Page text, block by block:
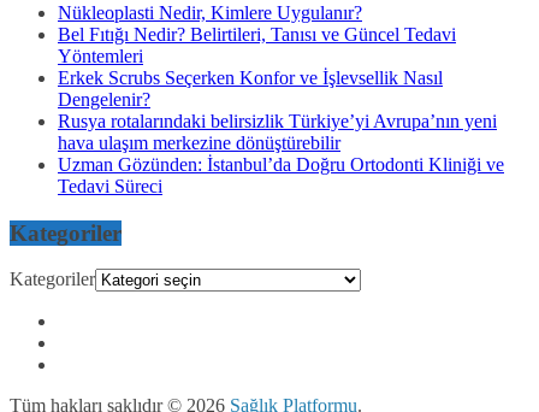
Nükleoplasti Nedir, Kimlere Uygulanır?
Bel Fıtığı Nedir? Belirtileri, Tanısı ve Güncel Tedavi
Yöntemleri
Erkek Scrubs Seçerken Konfor ve İşlevsellik Nasıl
Dengelenir?
Rusya rotalarındaki belirsizlik Türkiye’yi Avrupa’nın yeni
hava ulaşım merkezine dönüştürebilir
Uzman Gözünden: İstanbul’da Doğru Ortodonti Kliniği ve
Tedavi Süreci
Kategoriler
Kategoriler
Tüm hakları saklıdır © 2026 Sağlık Platformu.